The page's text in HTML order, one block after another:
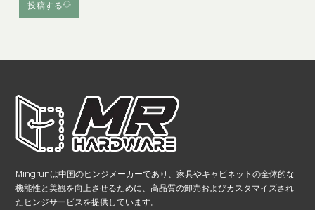
投稿する
Mingrunは中国のヒンジメーカーであり、家具やキャビネットの全体的な
機能性と美観を向上させるために、高品質の卸売およびカスタマイズされ
たヒンジサービスを提供しています。